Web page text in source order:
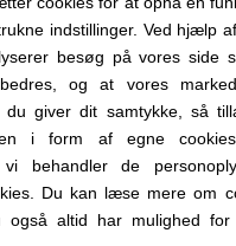
indstillinger. Ved hjælp
besøg på vores side
og at vores
du giver dit samtykke, så
i form af egne
behandler de
Du kan læse mere om
også altid har mulighed